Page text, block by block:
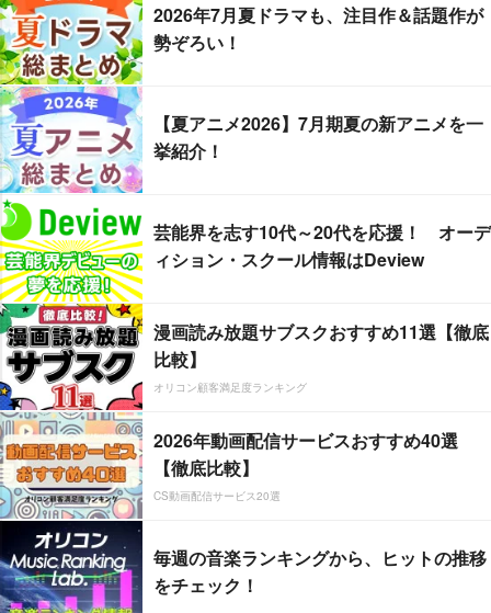
2026年7月夏ドラマも、注目作＆話題作が
勢ぞろい！
【夏アニメ2026】7月期夏の新アニメを一
挙紹介！
芸能界を志す10代～20代を応援！ オーデ
ィション・スクール情報はDeview
漫画読み放題サブスクおすすめ11選【徹底
比較】
オリコン顧客満足度ランキング
2026年動画配信サービスおすすめ40選
【徹底比較】
CS動画配信サービス20選
毎週の音楽ランキングから、ヒットの推移
をチェック！